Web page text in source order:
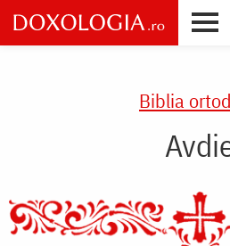
Skip
to
main
Biblia